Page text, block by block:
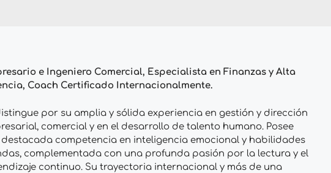
e Ingeniero Comercial, Especialista en Finanzas y Alta
Coach Certificado Internacionalmente.
por su amplia y sólida experiencia en gestión y dirección
comercial y en el desarrollo de talento humano. Posee
competencia en inteligencia emocional y habilidades
complementada con una profunda pasión por la lectura y el
continuo. Su trayectoria internacional y más de una